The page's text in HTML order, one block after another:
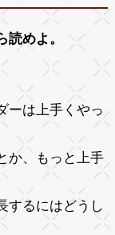
読めよ。
ーは上手くやっ
か、もっと上手
するにはどうし